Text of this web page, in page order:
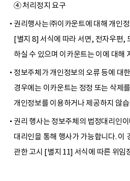
④ 처리정지 요구
권리행사는 ㈜이카운트에 대해 개인
[별지 8] 서식에 따라 서면, 전자우편,
하실 수 있으며 이카운트는 이에 대해
정보주체가 개인정보의 오류 등에 대
경우에는 이카운트는 정정 또는 삭제
개인정보를 이용하거나 제공하지 않
권리 행사는 정보주체의 법정대리인
대리인을 통해 행사가 가능합니다. 이
관한 고시 [별지 11] 서식에 따른 위임